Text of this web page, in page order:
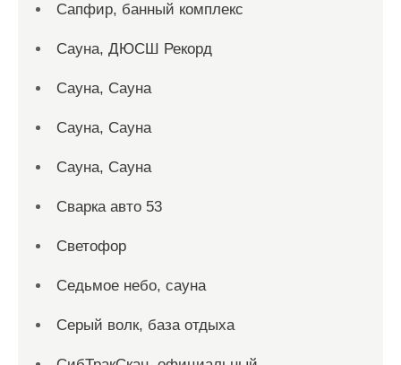
Сапфир, банный комплекс
Сауна, ДЮСШ Рекорд
Сауна, Сауна
Сауна, Сауна
Сауна, Сауна
Сварка авто 53
Светофор
Седьмое небо, сауна
Серый волк, база отдыха